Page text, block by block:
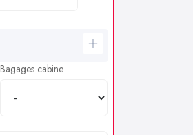
Bagages cabine